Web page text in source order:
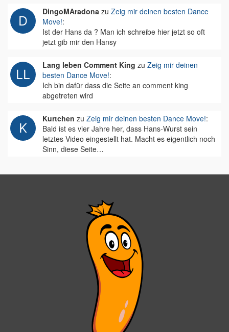
DingoMAradona zu Zeig mir deinen besten Dance
Move!:
Ist der Hans da ? Man ich schreibe hier jetzt so oft
jetzt gib mir den Hansy
Lang leben Comment King zu Zeig mir deinen
besten Dance Move!:
Ich bin dafür dass die Seite an comment king
abgetreten wird
Kurtchen zu Zeig mir deinen besten Dance Move!:
Bald ist es vier Jahre her, dass Hans-Wurst sein
letztes Video eingestellt hat. Macht es eigentlich noch
Sinn, diese Seite…